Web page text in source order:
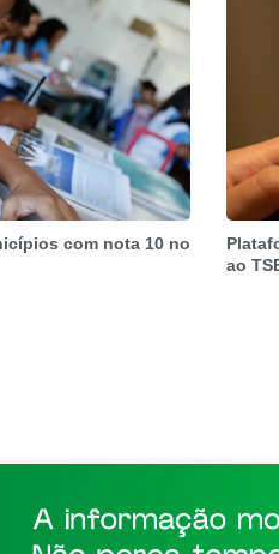
com nota 10 no
ao